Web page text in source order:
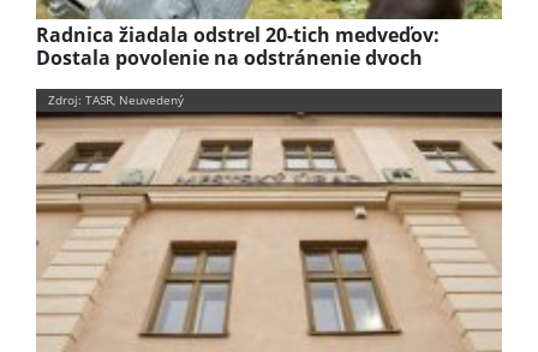
Radnica žiadala odstrel 20-tich medveďov:
Dostala povolenie na odstránenie dvoch
Zdroj: TASR, Neuvedený